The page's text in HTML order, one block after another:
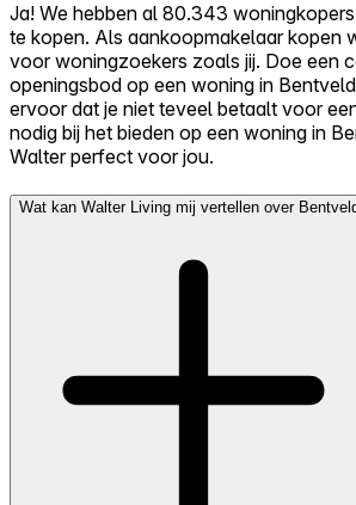
Ja! We hebben al 80.343
te kopen. Als aankoopmakelaar kopen
voor woningzoekers zoals jij. Doe een
openingsbod op een woning in
ervoor dat je niet teveel betaalt voor
nodig bij het bieden op een woning in
Walter perfect voor jou.
Wat kan Walter Living mij vertellen over